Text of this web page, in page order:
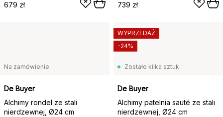
679 zł
739 zł
Na zamówienie
De Buyer
Alchimy rondel ze stali
nierdzewnej, Ø24 cm
Zostało kilka sztuk
De Buyer
Alchimy patelnia sauté ze stali
nierdzewnej, Ø24 cm
WYPRZEDAŻ
-24%